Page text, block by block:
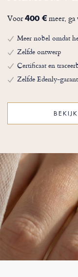
Voor400 €meer, ga
Meer nobel omdat
Zelfde ontwerp
Certificaat en
Zelfde Edenly-